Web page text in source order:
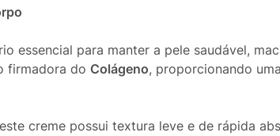
essencial para manter a pele saudável,
firmadora do Colágeno, proporcionando
creme possui textura leve e de rápida